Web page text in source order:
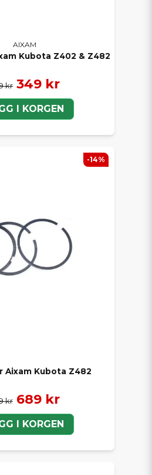
AIXAM
Kubota Z402 & Z482
kr 349 kr
I KORGEN
Aixam Kubota Z482
kr 689 kr
I KORGEN
-14%